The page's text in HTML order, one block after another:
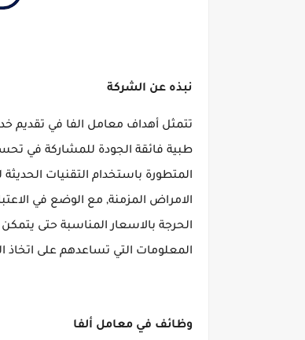
نبذه عن الشركة
تتمثل أهداف معامل الفا في تقديم
طبية فائقة الجودة للمشاركة في
المتطورة باستخدام التقنيات
الامراض المزمنة, مع الوضع في
الحرجة بالاسعار المناسبة حتى
المعلومات التي تساعدهم على اتخاذ
وظائف في معامل ألفا